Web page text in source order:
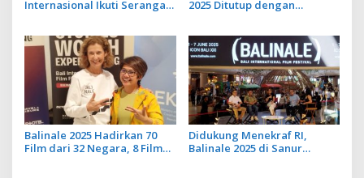
Internasional Ikuti Serangan
2025 Ditutup dengan
Balinale 2025 Hadirkan 70
Film dari 32 Negara, 8 Film
Didukung Menekraf RI,
Balinale 2025 di Sanur